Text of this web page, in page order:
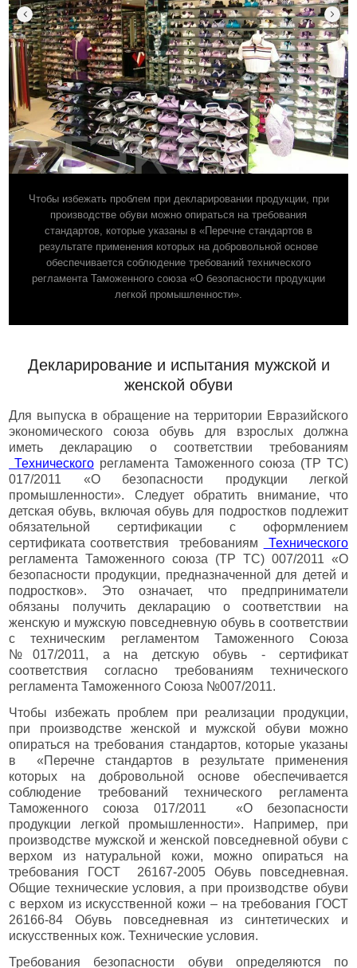
Чтобы избежать проблем при декларировании продукции, при
производстве обуви можно опираться на требования
стандартов, которые указаны в «Перечне стандартов в
результате применения которых на добровольной основе
обеспечивается соблюдение требований технического
регламента Таможенного союза «О безопасности продукции
легкой промышленности».
Декларирование и испытания мужской и
женской обуви
Для выпуска в обращение на территории Евразийского
экономического союза обувь для взрослых должна
иметь декларацию о соответствии требованиям
Техническогорегламента Таможенного союза (ТР ТС)
017/2011 «О безопасности продукции легкой
промышленности». Следует обратить внимание, что
детская обувь, включая обувь для подростков подлежит
обязательной сертификации с оформлением
сертификата соответствия требованиям
Технического
регламента Таможенного союза (ТР ТС) 007/2011 «О
безопасности продукции, предназначенной для детей и
подростков». Это означает, что предприниматели
обязаны получить декларацию о соответствии на
женскую и мужскую повседневную обувь в соответствии
с техническим регламентом Таможенного Союза
№017/2011, а на детскую обувь - сертификат
соответствия согласно требованиям технического
регламента Таможенного Союза №007/2011.
Чтобы избежать проблем при реализации продукции,
при производстве женской и мужской обуви можно
опираться на требования стандартов, которые указаны
в «Перечне стандартов в результате применения
которых на добровольной основе обеспечивается
соблюдение требований технического регламента
Таможенного союза 017/2011 «О безопасности
продукции легкой промышленности». Например, при
производстве мужской и женской повседневной обуви с
верхом из натуральной кожи, можно опираться на
требования ГОСТ 26167-2005 Обувь повседневная.
Общие технические условия, а при производстве обуви
с верхом из искусственной кожи – на требования ГОСТ
26166-84 Обувь повседневная из синтетических и
искусственных кож. Технические условия.
Требования безопасности обуви определяются по